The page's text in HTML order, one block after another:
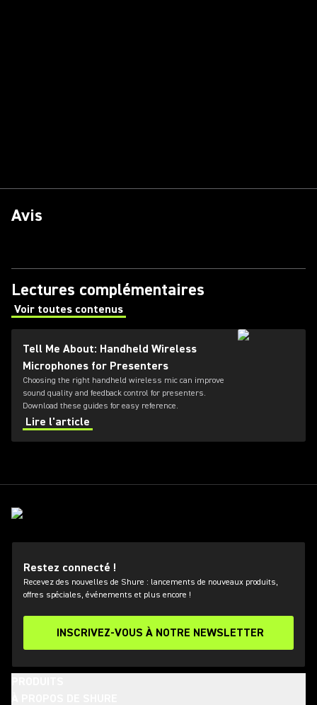
Avis
Lectures complémentaires
Voir toutes contenus
(Opens in a new tab)
Tell Me About: Handheld Wireless
Microphones for Presenters
Choosing the right handheld wireless mic can improve
sound quality and feedback control for presenters.
Download these guides for easy reference.
Lire l'article
Restez connecté !
Recevez des nouvelles de Shure : lancements de nouveaux produits,
offres spéciales, événements et plus encore !
INSCRIVEZ-VOUS À NOTRE NEWSLETTER